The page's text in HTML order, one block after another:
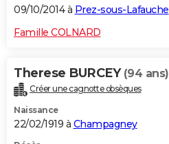
09/10/2014 à Prez-sous-Lafauche
Famille COLNARD
Therese BURCEY (94 ans)
Créer une cagnotte obsèques
Naissance
22/02/1919 à Champagney